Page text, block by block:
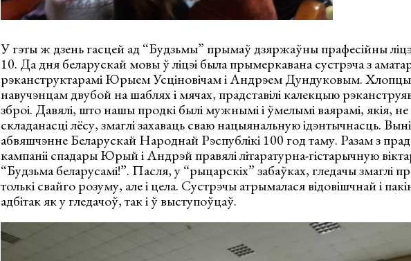
У гэты ж дзень гасцей ад “Будзьмы” прымаў дзяржаўны прафесійны
10. Да дня беларускай мовы ў ліцэі была прымеркавана сустрэча з
рэканструктарамі Юрыем Усціновічам і Андрэем Дундуковым. Хлопцы
навучэнцам двубой на шаблях і мячах, прадставілі калекцыю
зброі. Давялі, што нашы продкі былі мужнымі і ўмелымі ваярамі, якія, не
складанасці лёсу, змаглі захаваць сваю нацыянальную ідэнтычнасць.
абвяшчэнне Беларускай Народнай Рэспублікі 100 год таму. Разам з
кампаніі спадары Юрый і Андрэй правялі літаратурна-гістарычную
“Будзьма беларусамі!”. Пасля, у “рыцарскіх” забаўках, гледачы змаглі
толькі свайго розуму, але і цела. Сустрэчы атрымалася відовішчнай і
адбітак як у гледачоў, так і ў выступоўцаў.